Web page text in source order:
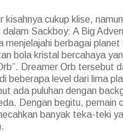
kisahnya cukup klise,
dalam Sackboy: A Big
menjelajahi berbagai planet
bola kristal bercahaya
Dreamer Orb tersebut
beberapa level dari lima
ada puluhan dengan
Dengan begitu, pemain
banyak teka-teki